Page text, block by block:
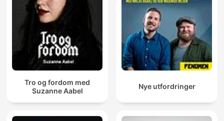
Tro og fordom med
Suzanne Aabel
Nye utfordringer